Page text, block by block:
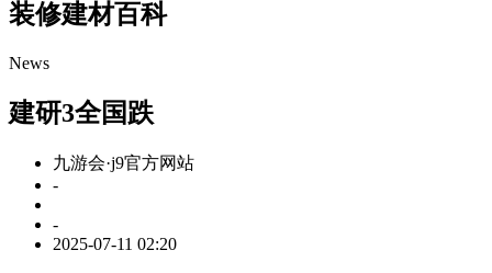
装修建材百科
News
建研3全国跌
九游会·j9官方网站
-
-
2025-07-11 02:20